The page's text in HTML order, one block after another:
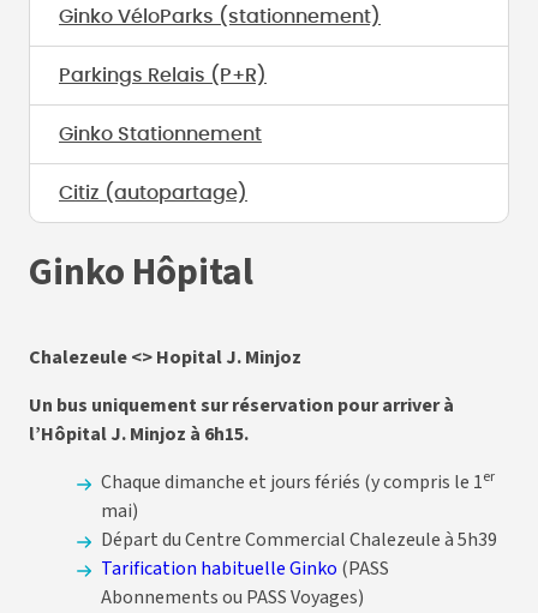
Ginko VéloParks (stationnement)
Parkings Relais (P+R)
Ginko Stationnement
Citiz (autopartage)
Ginko Hôpital
Chalezeule <> Hopital J. Minjoz
Un bus uniquement sur réservation pour arriver à
l’Hôpital J. Minjoz à 6h15.
Chaque dimanche et jours fériés (y compris le 1er
mai)
Départ du Centre Commercial Chalezeule à 5h39
Tarification habituelle Ginko (PASS
Abonnements ou PASS Voyages)